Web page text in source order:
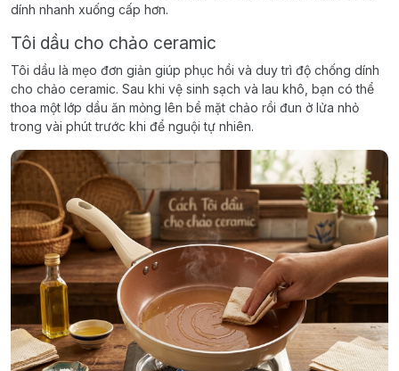
dính nhanh xuống cấp hơn.
Tôi dầu cho chảo ceramic
Tôi dầu là mẹo đơn giản giúp phục hồi và duy trì độ chống dính
cho chảo ceramic. Sau khi vệ sinh sạch và lau khô, bạn có thể
thoa một lớp dầu ăn mỏng lên bề mặt chảo rồi đun ở lửa nhỏ
trong vài phút trước khi để nguội tự nhiên.